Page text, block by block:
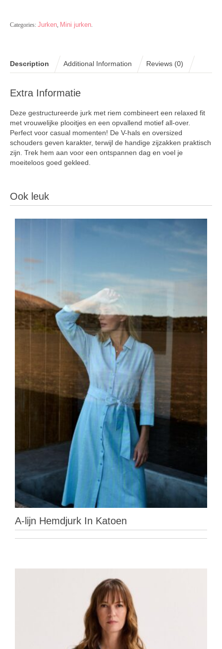
Categories: Jurken, Mini jurken.
Description Additional Information Reviews (0)
Extra Informatie
Deze gestructureerde jurk met riem combineert een relaxed fit
met vrouwelijke plooitjes en een opvallend motief all-over.
Perfect voor casual momenten! De V-hals en oversized
schouders geven karakter, terwijl de handige zijzakken praktisch
zijn. Trek hem aan voor een ontspannen dag en voel je
moeiteloos goed gekleed.
Ook leuk
A-lijn Hemdjurk In Katoen